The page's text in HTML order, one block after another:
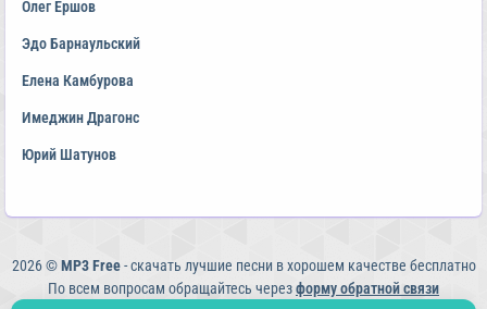
Олег Ершов
Эдо Барнаульский
Елена Камбурова
Имеджин Драгонс
Юрий Шатунов
2026 ©MP3 Free- скачать лучшие песни в хорошем качестве бесплатно
По всем вопросам обращайтесь черезформу обратной связи